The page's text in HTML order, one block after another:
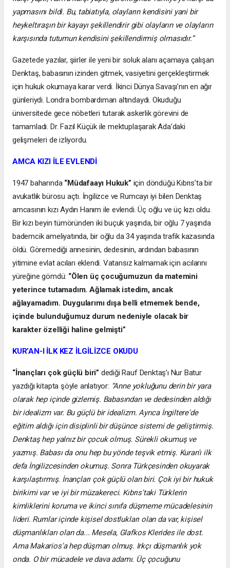
yapmasını bildi. Bu, tabiatıyla, olayların kendisini yani bir
heykeltıraşın bir kayayı şekillendirir gibi olayların ve olayların
karşısında tutumun kendisini şekillendirmiş olmasıdır.”
Gazetede yazılar, şiirler ile yeni bir soluk alanı açamaya çalışan
Denktaş, babasının izinden gitmek, vasiyetini gerçekleştirmek
için hukuk okumaya karar verdi. İkinci Dünya Savaşı’nın en ağır
günleriydi. Londra bombardıman altındaydı. Okuduğu
üniversitede gece nöbetleri tutarak askerlik görevini de
tamamladı. Dr. Fazıl Küçük ile mektuplaşarak Ada’daki
gelişmeleri de izliyordu.
AMCA KIZI İLE EVLENDİ
1947 baharında “Müdafaayı Hukuk” için döndüğü Kıbrıs’ta bir
avukatlık bürosu açtı. İngilizce ve Rumcayı iyi bilen Denktaş
amcasının kızı Aydın Hanım ile evlendi. Üç oğlu ve üç kızı oldu.
Bir kızı beyin tümöründen iki buçuk yaşında, bir oğlu 7 yaşında
bademcik ameliyatında, bir oğlu da 34 yaşında trafik kazasında
öldü. Göremediği annesinin, dedesinin, ardından babasının
yitimine evlat acıları eklendi. Vatansız kalmamak için acılarını
yüreğine gömdü: “Ölen üç çocuğumuzun da matemini
yeterince tutamadım. Ağlamak istedim, ancak
ağlayamadım. Duygularımı dışa belli etmemek bende,
içinde bulunduğumuz durum nedeniyle olacak bir
karakter özelliği haline gelmişti”
KUR’AN-I İLK KEZ İLGİLİZCE OKUDU
“İnançları çok güçlü biri” dediği Rauf Denktaş’ı Nur Batur
yazdığı kitapta şöyle anlatıyor: “Anne yokluğunu derin bir yara
olarak hep içinde gizlemiş. Babasından ve dedesinden aldığı
bir idealizm var. Bu güçlü bir idealizm. Ayrıca İngiltere'de
eğitim aldığı için disiplinli bir düşünce sistemi de geliştirmiş.
Denktaş hep yalnız bir çocuk olmuş. Sürekli okumuş ve
yazmış. Babası da onu hep bu yönde teşvik etmiş. Kuran'ı ilk
defa İngilizcesinden okumuş. Sonra Türkçesinden okuyarak
karşılaştırmış. İnançları çok güçlü olan biri. Çok iyi bir hukuk
birikimi var ve iyi bir müzakereci. Kıbrıs'taki Türklerin
kimliklerini koruma ve ikinci sınıfa düşmeme mücadelesinin
lideri. Rumlar içinde kişisel dostlukları olan da var, kişisel
düşmanlıkları olan da... Mesela, Glafkos Klerides ile dost.
Ama Makarios'a hep düşman olmuş. Irkçı düşmanlık yok
onda. O bir mücadele ve dava adamı. Üç çocuğunu